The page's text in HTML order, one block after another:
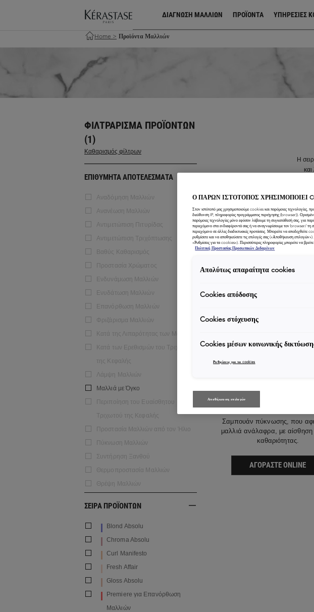
ΔΙΑΓΝΩΣΗ ΜΑΛΛΙΩΝ ΠΡΟΪΌΝΤΑ ΥΠΗΡΕΣΙΕΣ
Home > Προϊόντα Μαλλιών
ΦΙΛΤΡΆΡΙΣΜΑ ΠΡΟΪΌΝΤΩΝ
(1)
Καθαρισμός φίλτρων
ΕΠΙΘΥΜΗΤΑ ΑΠΟΤΕΛΕΣΜΑΤΑ
Αναδόμηση Μαλλιών
Ανανέωση Μαλλιών
Αντιμετώπιση Πιτυρίδας
Αντιμετώπιση Τριχόπτωσης
Βαθύς Καθαρισμός
Προστασία Χρώματος
Ενδυνάμωση Μαλλιών
Ενυδάτωση Μαλλιών
Επανόρθωση Μαλλιών
Φριζάρισμα Μαλλιών
Κατά της Λιπαρότητας των Μαλλιών
Κατά των Ερεθισμών του Τριχωτού
της Κεφαλής
Λάμψη Μαλλιών
Μαλλιά με Όγκο
Περιποίηση του Ευαίσθητου
Τριχωτού της Κεφαλής
Προστασία Μαλλιών από τον Ήλιο
Πύκνωση Μαλλιών
Συντήρηση Ξανθού
Θερμοπροστασία Μαλλιών
Θρέψη Μαλλιών
ΣΕΙΡΑ ΠΡΟΪΟΝΤΩΝ
Blond Absolu
Chroma Absolu
Curl Manifesto
Fresh Affair
Gloss Absolu
Premiere για Επανόρθωση
Μαλλιών
Η
Bain Volumifique
Σαμπουάν πύκνωσης, που
μαλλιά ανάλαφρα, με αίσθηση
καθαριότητας.
ΑΓΟΡΆΣΤΕ ONLINE
Ο ΠΑΡΩΝ ΙΣΤΟΤΟΠΟΣ ΧΡΗΣΙΜΟΠΟΙΕΙ
Στον ιστότοπό μας χρησιμοποιούμε cookies και παρόμοιες τεχνολογίες,
διεύθυνση IP, πληροφορίες προγράμματος περιήγησης (browser)).
παρόμοιες τεχνολογίες μόνο εφόσον λάβουμε τη συγκατάθεσή σας, για
περιεχόμενο στα ενδιαφέροντά σας ή να αναγνωρίσουμε τον browser/ τη
περιεχόμενο σε άλλες διαδικτυακές προτάσεις. Μπορείτε να
ρυθμίσετε και να αποθηκεύσετε τις επιλογές σας («Αποθήκευση
«Ρυθμίσεις για τα cookies»). Περισσότερες πληροφορίες μπορείτε να
Πολιτική Προστασίας Προσωπικών Δεδομένων
Απολύτως απαραίτητα cookies
Cookies απόδοσης
Cookies στόχευσης
Cookies μέσων κοινωνικής
Ρυθμίσεις για τα cookies
Αποθήκευση επιλογών